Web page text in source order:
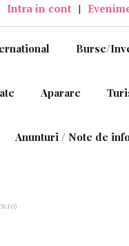
Intra in cont |
Burse/
Aparare
Anunturi / Note de